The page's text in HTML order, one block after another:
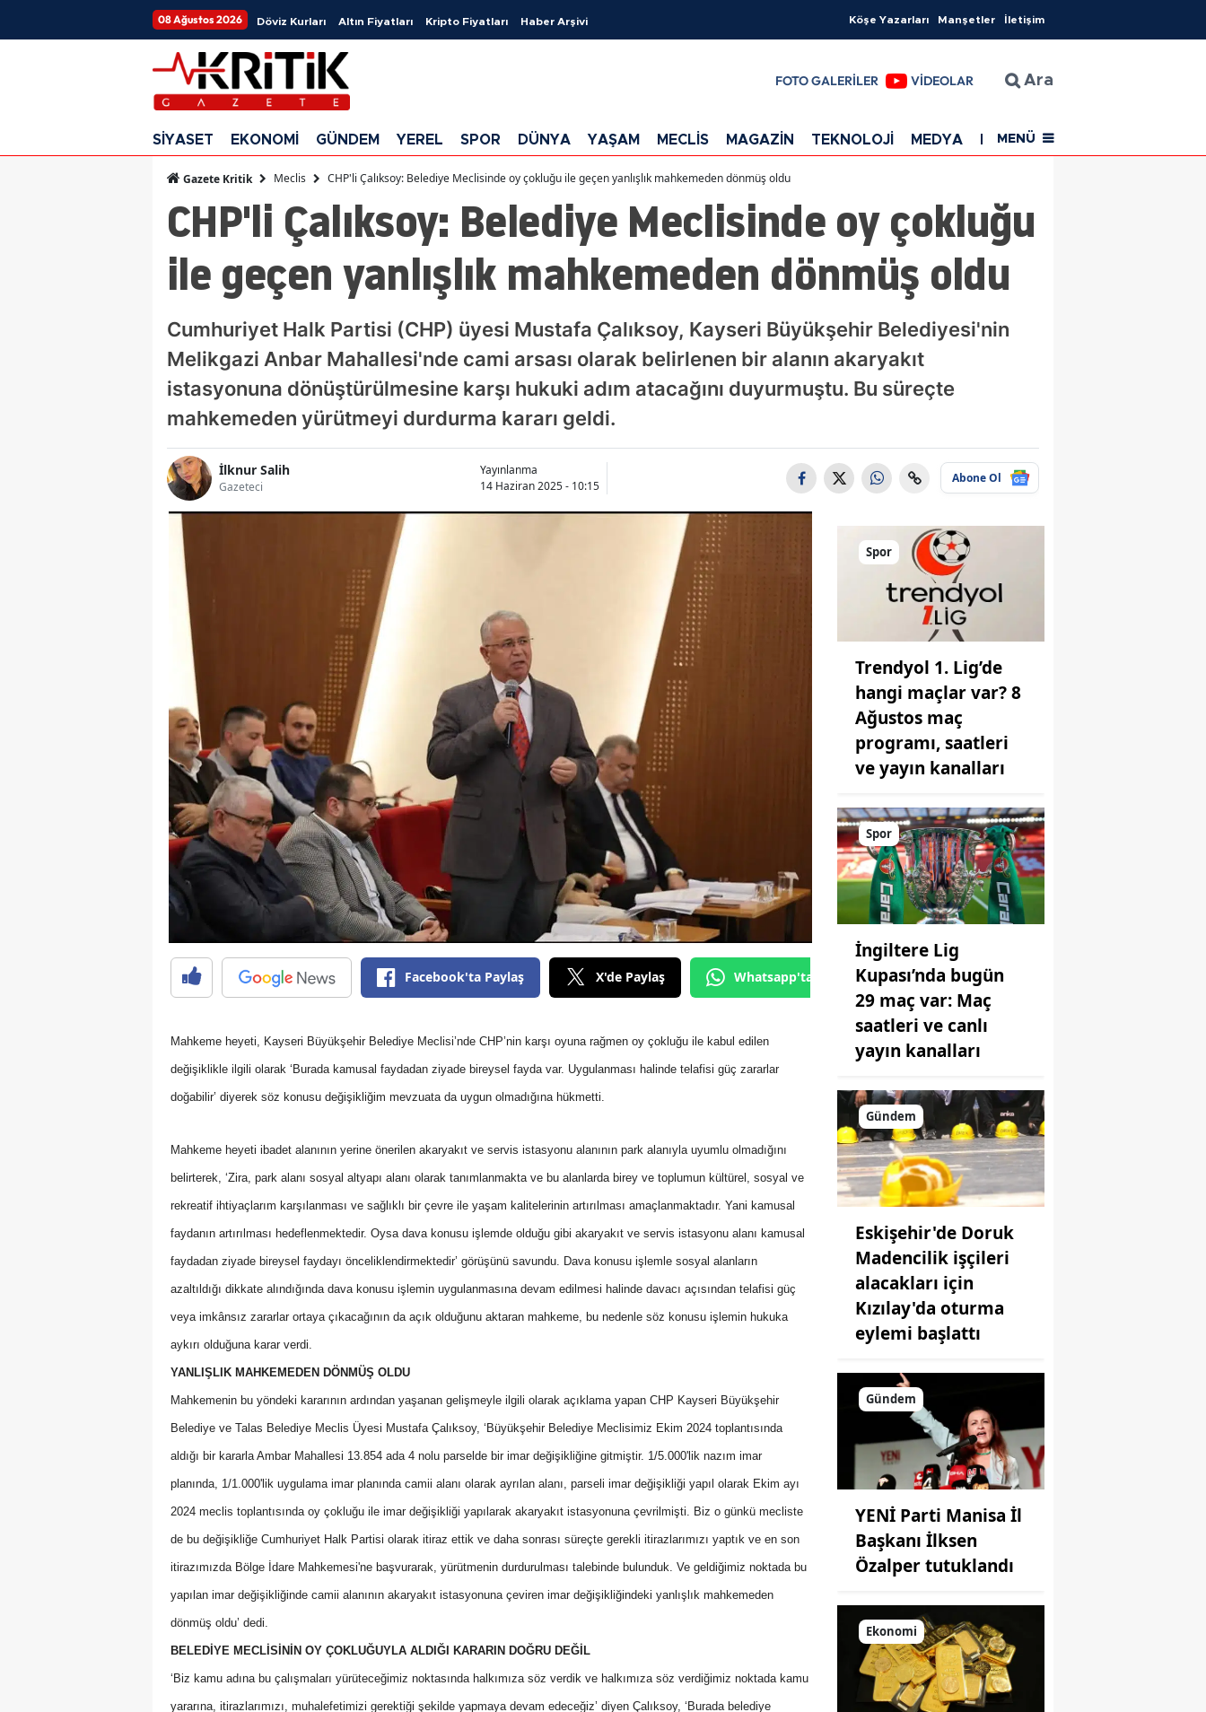
08 Ağustos 2026 Döviz Kurları Altın Fiyatları Kripto Fiyatları Haber Arşivi Köşe Yazarları Manşetler İletişim
FOTO GALERİLER VİDEOLAR Ara
SİYASET EKONOMİ GÜNDEM YEREL SPOR DÜNYA YAŞAM MECLİS MAGAZİN TEKNOLOJİ MEDYA EĞİTİM SAĞLIK
MENÜ
Gazete Kritik Meclis CHP'li Çalıksoy: Belediye Meclisinde oy çokluğu ile geçen yanlışlık mahkemeden dönmüş oldu
CHP'li Çalıksoy: Belediye Meclisinde oy çokluğu
ile geçen yanlışlık mahkemeden dönmüş oldu
Cumhuriyet Halk Partisi (CHP) üyesi Mustafa Çalıksoy, Kayseri Büyükşehir Belediyesi'nin
Melikgazi Anbar Mahallesi'nde cami arsası olarak belirlenen bir alanın akaryakıt
istasyonuna dönüştürülmesine karşı hukuki adım atacağını duyurmuştu. Bu süreçte
mahkemeden yürütmeyi durdurma kararı geldi.
İlknur Salih
Gazeteci
Yayınlanma
14 Haziran 2025 - 10:15
Abone Ol
Facebook'ta Paylaş X'de Paylaş Whatsapp'tan Gönder
Mahkeme heyeti, Kayseri Büyükşehir Belediye Meclisi’nde CHP’nin karşı oyuna rağmen oy çokluğu ile kabul edilen
değişiklikle ilgili olarak ‘Burada kamusal faydadan ziyade bireysel fayda var. Uygulanması halinde telafisi güç zararlar
doğabilir’ diyerek söz konusu değişikliğim mevzuata da uygun olmadığına hükmetti.
Mahkeme heyeti ibadet alanının yerine önerilen akaryakıt ve servis istasyonu alanının park alanıyla uyumlu olmadığını
belirterek, ‘Zira, park alanı sosyal altyapı alanı olarak tanımlanmakta ve bu alanlarda birey ve toplumun kültürel, sosyal ve
rekreatif ihtiyaçlarım karşılanması ve sağlıklı bir çevre ile yaşam kalitelerinin artırılması amaçlanmaktadır. Yani kamusal
faydanın artırılması hedeflenmektedir. Oysa dava konusu işlemde olduğu gibi akaryakıt ve servis istasyonu alanı kamusal
faydadan ziyade bireysel faydayı önceliklendirmektedir’ görüşünü savundu. Dava konusu işlemle sosyal alanların
azaltıldığı dikkate alındığında dava konusu işlemin uygulanmasına devam edilmesi halinde davacı açısından telafisi güç
veya imkânsız zararlar ortaya çıkacağının da açık olduğunu aktaran mahkeme, bu nedenle söz konusu işlemin hukuka
aykırı olduğuna karar verdi.
YANLIŞLIK MAHKEMEDEN DÖNMÜŞ OLDU
Mahkemenin bu yöndeki kararının ardından yaşanan gelişmeyle ilgili olarak açıklama yapan CHP Kayseri Büyükşehir
Belediye ve Talas Belediye Meclis Üyesi Mustafa Çalıksoy, ‘Büyükşehir Belediye Meclisimiz Ekim 2024 toplantısında
aldığı bir kararla Ambar Mahallesi 13.854 ada 4 nolu parselde bir imar değişikliğine gitmiştir. 1/5.000'lik nazım imar
planında, 1/1.000'lik uygulama imar planında camii alanı olarak ayrılan alanı, parseli imar değişikliği yapıl olarak Ekim ayı
2024 meclis toplantısında oy çokluğu ile imar değişikliği yapılarak akaryakıt istasyonuna çevrilmişti. Biz o günkü mecliste
de bu değişikliğe Cumhuriyet Halk Partisi olarak itiraz ettik ve daha sonrası süreçte gerekli itirazlarımızı yaptık ve en son
itirazımızda Bölge İdare Mahkemesi'ne başvurarak, yürütmenin durdurulması talebinde bulunduk. Ve geldiğimiz noktada bu
yapılan imar değişikliğinde camii alanının akaryakıt istasyonuna çeviren imar değişikliğindeki yanlışlık mahkemeden
dönmüş oldu’ dedi.
BELEDİYE MECLİSİNİN OY ÇOKLUĞUYLA ALDIĞI KARARIN DOĞRU DEĞİL
‘Biz kamu adına bu çalışmaları yürüteceğimiz noktasında halkımıza söz verdik ve halkımıza söz verdiğimiz noktada kamu
yararına, itirazlarımızı, muhalefetimizi gerektiği şekilde yapmaya devam edeceğiz’ diyen Çalıksoy, ‘Burada belediye
Spor
Trendyol 1. Lig’de
hangi maçlar var? 8
Ağustos maç
programı, saatleri
ve yayın kanalları
Spor
İngiltere Lig
Kupası’nda bugün
29 maç var: Maç
saatleri ve canlı
yayın kanalları
Gündem
Eskişehir'de Doruk
Madencilik işçileri
alacakları için
Kızılay'da oturma
eylemi başlattı
Gündem
YENİ Parti Manisa İl
Başkanı İlksen
Özalper tutuklandı
Ekonomi